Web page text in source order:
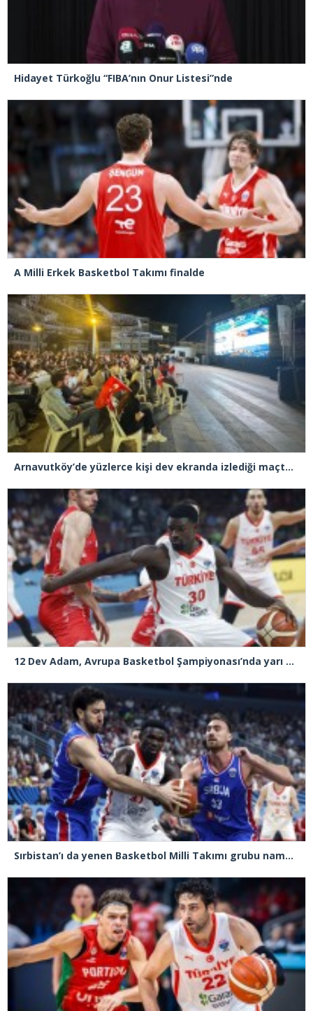
Hidayet Türkoğlu “FIBA’nın Onur Listesi”nde
A Milli Erkek Basketbol Takımı finalde
Arnavutköy’de yüzlerce kişi dev ekranda izlediği maçta Türkiye, Yunanistan’ı 94-68 yendi
12 Dev Adam, Avrupa Basketbol Şampiyonası’nda yarı finale yükseldi
Sırbistan’ı da yenen Basketbol Milli Takımı grubu namağlup lider tamamladı